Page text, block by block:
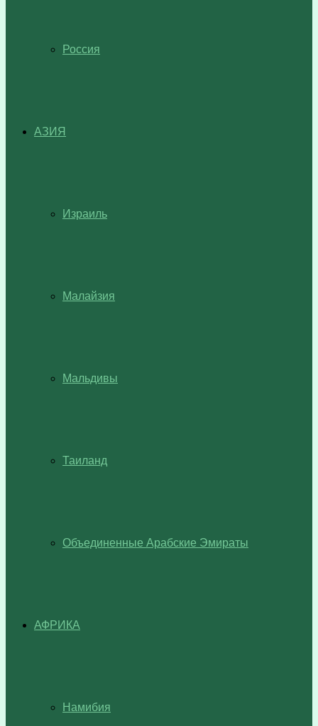
Россия
АЗИЯ
Израиль
Малайзия
Мальдивы
Таиланд
Объединенные Арабские Эмираты
АФРИКА
Намибия